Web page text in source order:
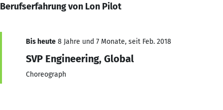
Berufserfahrung von Lon Pilot
Bis heute 8 Jahre und 7 Monate, seit Feb. 2018
SVP Engineering, Global
Choreograph